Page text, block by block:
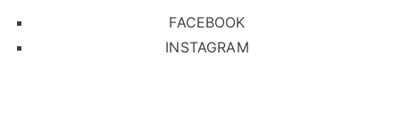
FACEBOOK
INSTAGRAM